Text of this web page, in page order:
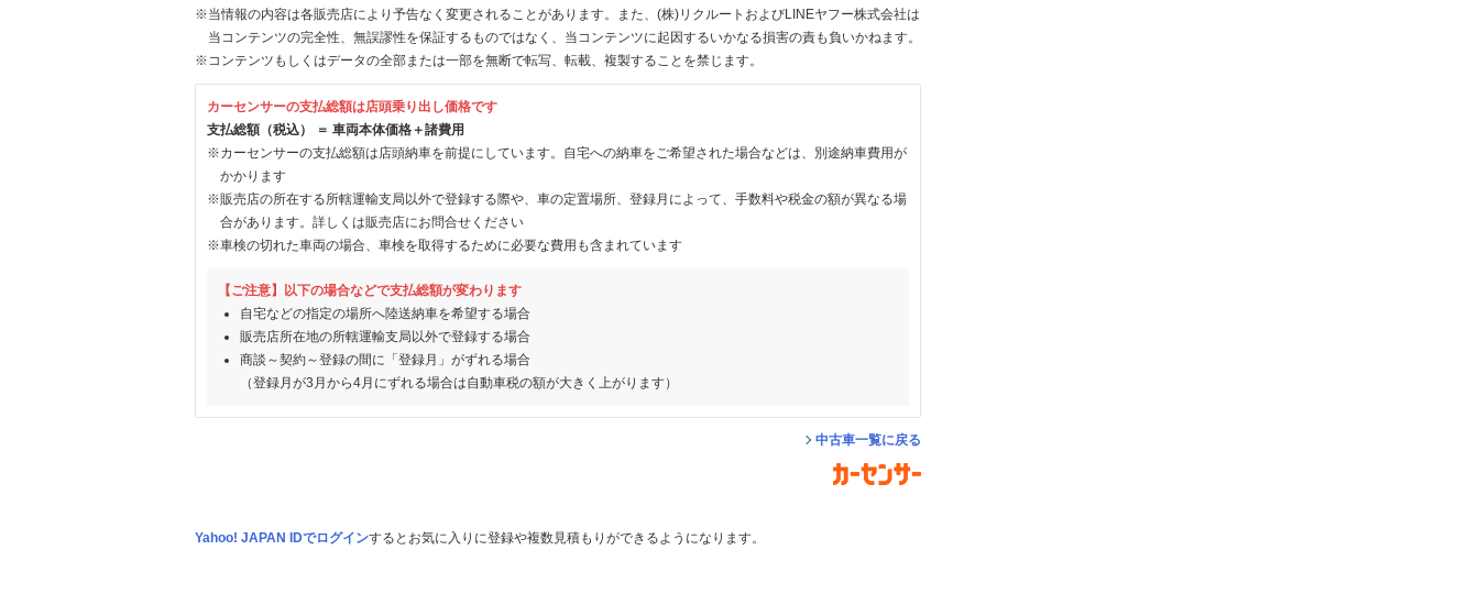
※当情報の内容は各販売店により予告なく変更されることがあります。また、(株)リクルートおよびLINEヤフー株式会社は
当コンテンツの完全性、無誤謬性を保証するものではなく、当コンテンツに起因するいかなる損害の責も負いかねます。
※コンテンツもしくはデータの全部または一部を無断で転写、転載、複製することを禁じます。
カーセンサーの支払総額は店頭乗り出し価格です
支払総額（税込） ＝ 車両本体価格＋諸費用
※カーセンサーの支払総額は店頭納車を前提にしています。自宅への納車をご希望された場合などは、別途納車費用が
かかります
※販売店の所在する所轄運輸支局以外で登録する際や、車の定置場所、登録月によって、手数料や税金の額が異なる場
合があります。詳しくは販売店にお問合せください
※車検の切れた車両の場合、車検を取得するために必要な費用も含まれています
【ご注意】以下の場合などで支払総額が変わります
自宅などの指定の場所へ陸送納車を希望する場合
販売店所在地の所轄運輸支局以外で登録する場合
商談～契約～登録の間に「登録月」がずれる場合
（登録月が3月から4月にずれる場合は自動車税の額が大きく上がります）
中古車一覧に戻る
Yahoo! JAPAN IDでログインするとお気に入りに登録や複数見積もりができるようになります。